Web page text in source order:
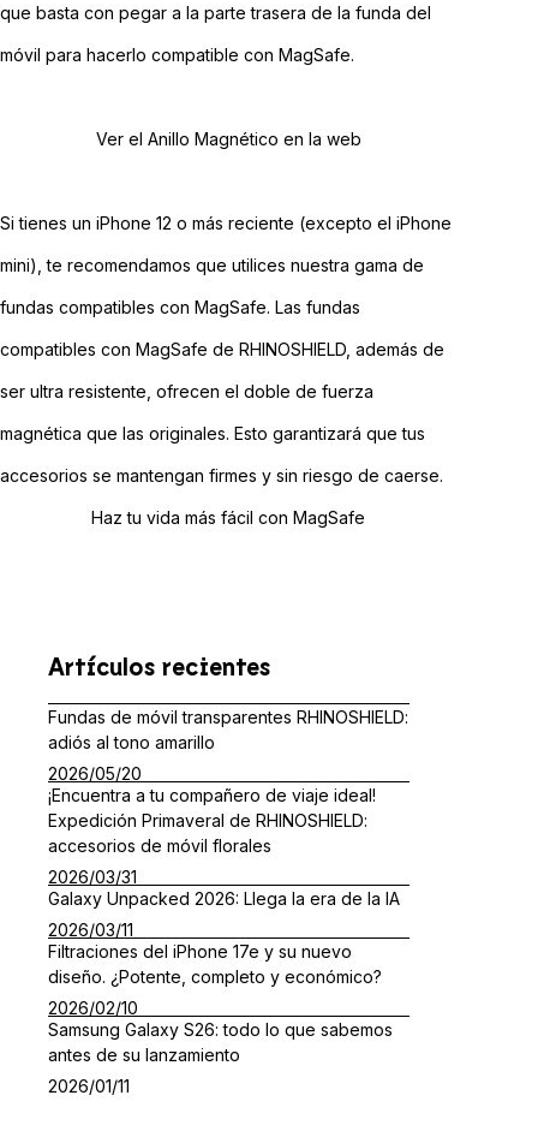
que basta con pegar a la parte trasera de la funda del
móvil para hacerlo compatible con MagSafe.
Ver el Anillo Magnético en la web
Si tienes un iPhone 12 o más reciente (excepto el iPhone
mini), te recomendamos que utilices nuestra gama de
fundas compatibles con MagSafe. Las fundas
compatibles con MagSafe de RHINOSHIELD, además de
ser ultra resistente, ofrecen el doble de fuerza
magnética que las originales. Esto garantizará que tus
accesorios se mantengan firmes y sin riesgo de caerse.
Haz tu vida más fácil con MagSafe
Artículos recientes
Fundas de móvil transparentes RHINOSHIELD:
adiós al tono amarillo
2026/05/20
¡Encuentra a tu compañero de viaje ideal!
Expedición Primaveral de RHINOSHIELD:
accesorios de móvil florales
2026/03/31
Galaxy Unpacked 2026: Llega la era de la IA
2026/03/11
Filtraciones del iPhone 17e y su nuevo
diseño. ¿Potente, completo y económico?
2026/02/10
Samsung Galaxy S26: todo lo que sabemos
antes de su lanzamiento
2026/01/11